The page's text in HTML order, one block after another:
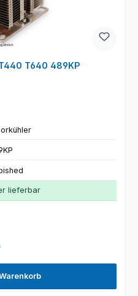
T640 489KP
lieferbar